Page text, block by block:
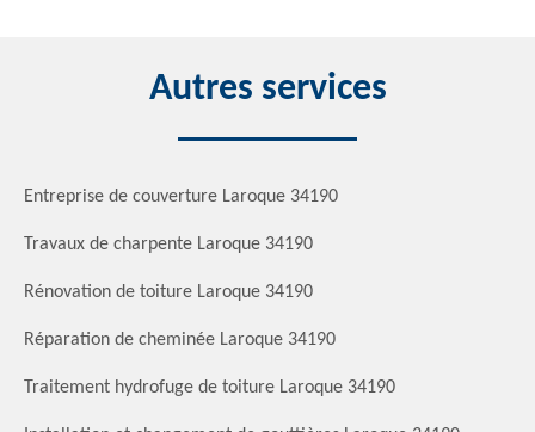
Autres services
Entreprise de couverture Laroque 34190
Travaux de charpente Laroque 34190
Rénovation de toiture Laroque 34190
Réparation de cheminée Laroque 34190
Traitement hydrofuge de toiture Laroque 34190